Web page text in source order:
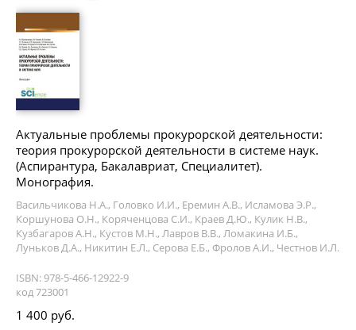
Актуальные проблемы прокурорской деятельности:
теория прокурорской деятельности в системе наук.
(Аспирантура, Бакалавриат, Специалитет).
Монография.
Васильчикова Н.А., Головко И.И., Еремин А.В., Исламова Э.Р.,
Коршунова О.Н., Коряченцова С.И., Краев Д.Ю., Кулик Н.В.,
Кузбагаров А.Н., Кустов М.Н., Лавров В.В., Ломакина И.Б.,
Луньков Д.А., Никитин Е.Л., Серова Е.Б., Фролов А.И., Честнов И.Л.
ISBN: 978-5-466-12922-9
код 723001
1 400 руб.